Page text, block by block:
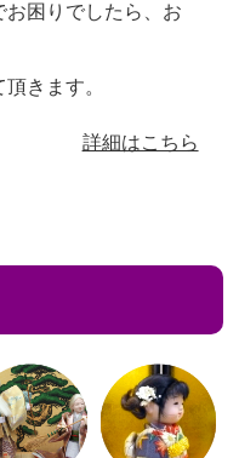
困りでしたら、お
きます。
詳細はこちら